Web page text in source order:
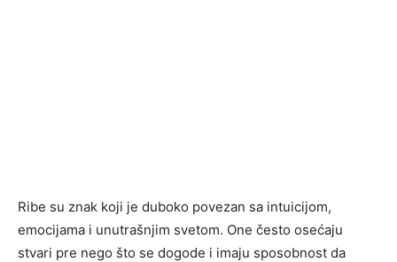
Ribe su znak koji je duboko povezan sa intuicijom,
emocijama i unutrašnjim svetom. One često osećaju
stvari pre nego što se dogode i imaju sposobnost da